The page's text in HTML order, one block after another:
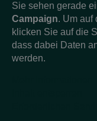
Sie sehen gerade
Campaign. Um auf
klicken Sie auf die
dass dabei Daten
werden.